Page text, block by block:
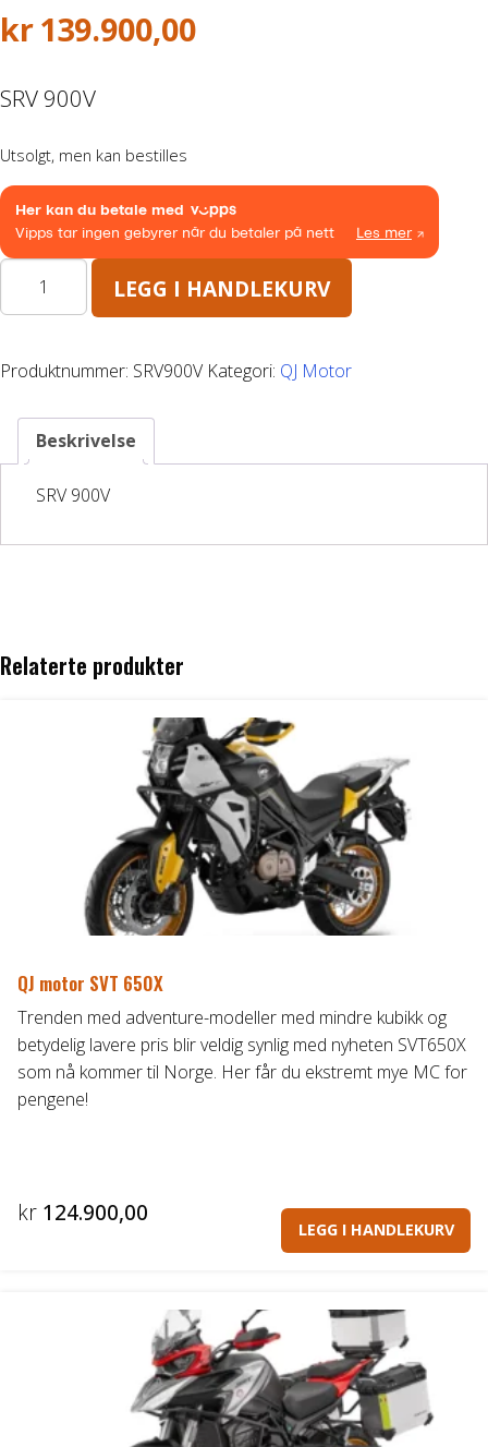
Båthenger
HAGE/SKOG
Honda Power Equipment
Stihl -Skog og Hage
DELER OG TILBEHØR
kr139.900,00
SRV 900V
Utsolgt, men kan bestilles
antall
LEGG I HANDLEKURV
Produktnummer: SRV900V Kategori: QJ Motor
Beskrivelse
SRV 900V
Relaterte produkter
QJ motor SVT 650X
Trenden med adventure-modeller med mindre kubikk og
betydelig lavere pris blir veldig synlig med nyheten SVT650X
som nå kommer til Norge. Her får du ekstremt mye MC for
pengene!
kr 124.900,00
LEGG I HANDLEKURV